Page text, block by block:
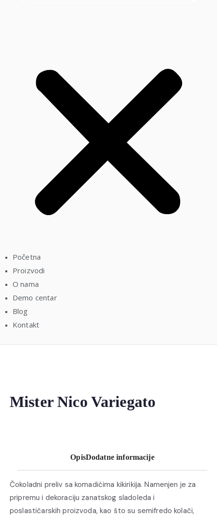
Početna
Proizvodi
O nama
Demo centar
Blog
Kontakt
Mister Nico Variegato
OpisDodatne informacije
Čokoladni preliv sa komadićima kikirikija. Namenjen je za
pripremu i dekoraciju zanatskog sladoleda i
poslastičarskih proizvoda, kao što su semifredo kolači,